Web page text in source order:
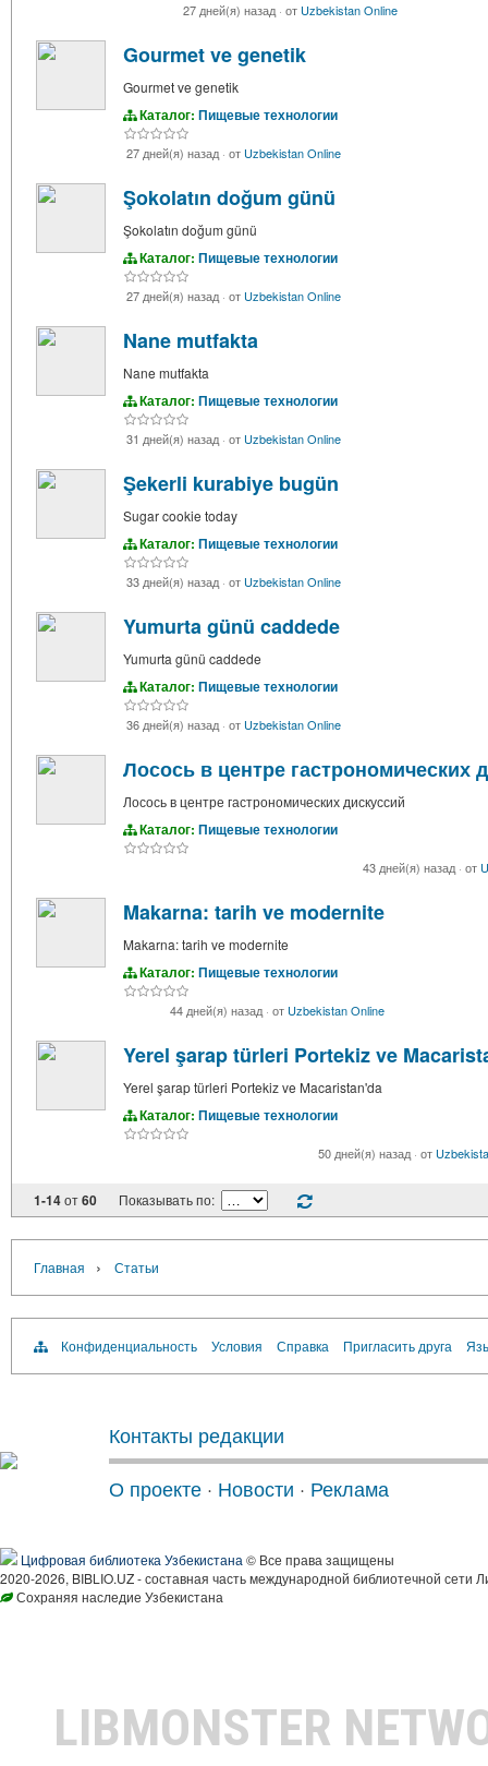
27 дней(я) назад · от Uzbekistan Online
Gourmet ve genetik
Gourmet ve genetik
Каталог: Пищевые технологии
27 дней(я) назад · от Uzbekistan Online
Şokolatın doğum günü
Şokolatın doğum günü
Каталог: Пищевые технологии
27 дней(я) назад · от Uzbekistan Online
Nane mutfakta
Nane mutfakta
Каталог: Пищевые технологии
31 дней(я) назад · от Uzbekistan Online
Şekerli kurabiye bugün
Sugar cookie today
Каталог: Пищевые технологии
33 дней(я) назад · от Uzbekistan Online
Yumurta günü caddede
Yumurta günü caddede
Каталог: Пищевые технологии
36 дней(я) назад · от Uzbekistan Online
Лосось в центре гастрономических
Лосось в центре гастрономических дискуссий
Каталог: Пищевые технологии
43 дней(я) назад · от
Makarna: tarih ve modernite
Makarna: tarih ve modernite
Каталог: Пищевые технологии
44 дней(я) назад · от Uzbekistan Online
Yerel şarap türleri Portekiz ve
Yerel şarap türleri Portekiz ve Macaristan'da
Каталог: Пищевые технологии
50 дней(я) назад · от
1-14от60 Показывать по:
Главная › Статьи
Конфиденциальность Условия Справка Пригласить друга
Контакты редакции
О проекте · Новости · Реклама
Цифровая библиотека Узбекистана © Все права защищены
2020-2026, BIBLIO.UZ - составная часть международной библиотечной сети
Сохраняя наследие Узбекистана
LIBMONSTER